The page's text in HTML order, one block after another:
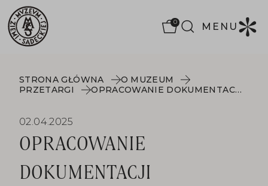
0 MENU
STRONA GŁÓWNA
O MUZEUM
PRZETARGI
OPRACOWANIE DOKUMENTACJI PROJEKTOWEJ DLA ZESPOŁU MAGAZYNÓW STUDYJNYCH W SĄDECKIM PARKU ETNOGRAFICZNYM W RAMACH ZADANIA PN. MAGAZYN PRZESZŁOŚCI , PRZYSZŁOŚĆ KULTURY: " CENTRUM EDUKACJI I KONSERWACJI"
02.04.2025
OPRACOWANIE
DOKUMENTACJI